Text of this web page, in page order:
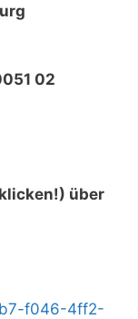
02
über
f046-4ff2-